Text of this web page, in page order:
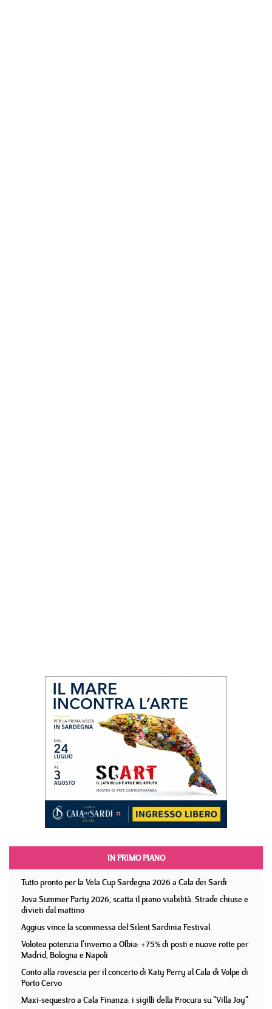
IN PRIMO PIANO
Tutto pronto per la Vela Cup Sardegna 2026 a Cala dei Sardi
Jova Summer Party 2026, scatta il piano viabilità. Strade chiuse e
divieti dal mattino
Aggius vince la scommessa del Silent Sardinia Festival
Volotea potenzia l'inverno a Olbia: +75% di posti e nuove rotte per
Madrid, Bologna e Napoli
Conto alla rovescia per il concerto di Katy Perry al Cala di Volpe di
Porto Cervo
Maxi-sequestro a Cala Finanza: i sigilli della Procura su "Villa Joy"